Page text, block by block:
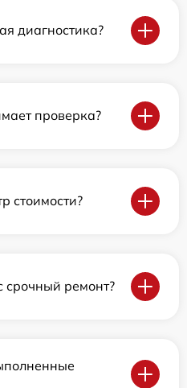
диагностика?
проверка?
стоимости?
срочный ремонт?